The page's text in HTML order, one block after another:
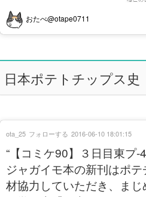
おたべ@otape0711
日本ポテトチップス史
“【コミケ90】３日目東プ-
ジャガイモ本の新刊はポ
材協力していただき、ま
ota_25 フォローする 2016-06-10 18:01:15